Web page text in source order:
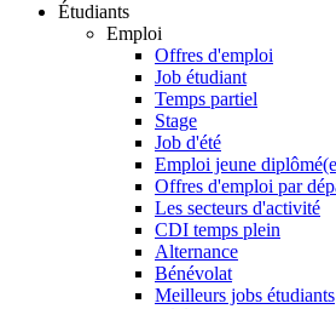
Étudiants
Emploi
Offres d'emploi
Job étudiant
Temps partiel
Stage
Job d'été
Emploi jeune
Offres d'emploi par
Les secteurs d'activité
CDI temps plein
Alternance
Bénévolat
Meilleurs jobs étudiants